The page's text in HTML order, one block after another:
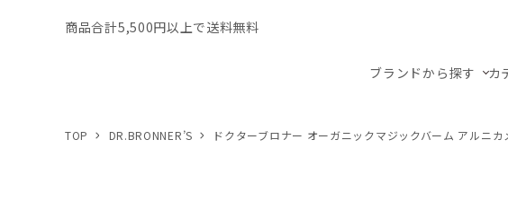
商品合計5,500円以上で送料無料
ブランドから探す カ
TOP DR.BRONNER’S ドクターブロナー オーガニックマジックバーム アルニカ